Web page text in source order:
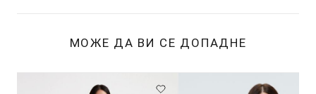
МОЖЕ ДА ВИ СЕ ДОПАДНЕ